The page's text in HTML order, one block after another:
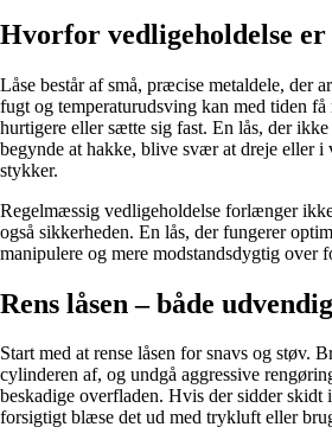
Hvorfor vedligeholdelse
Låse består af små, præcise metaldele, der
fugt og temperaturudsving kan med tiden
hurtigere eller sætte sig fast. En lås, der
begynde at hakke, blive svær at dreje eller i
stykker.
Regelmæssig vedligeholdelse forlænger
også sikkerheden. En lås, der fungerer
manipulere og mere modstandsdygtig over
Rens låsen – både
Start med at rense låsen for snavs og støv.
cylinderen af, og undgå aggressive
beskadige overfladen. Hvis der sidder skidt
forsigtigt blæse det ud med trykluft eller